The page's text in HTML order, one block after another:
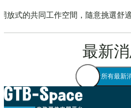
放式的共同工作空間，隨意挑選舒
最新
查看所有最新